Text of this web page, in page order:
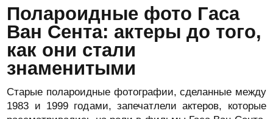
Полароидные фото Гаса
Ван Сента: актеры до того,
как они стали
знаменитыми
Старые полароидные фотографии, сделанные между
1983 и 1999 годами, запечатлели актеров, которые